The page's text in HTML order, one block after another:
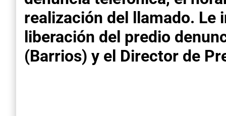
realización del llamado. Le
liberación del predio
(Barrios) y el Director de